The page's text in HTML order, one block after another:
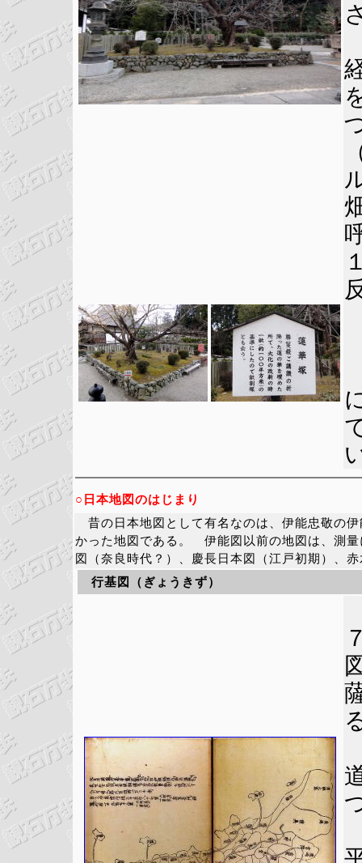
○日本地図のはじまり
昔の日本地図として有名なのは、伊能忠敬の
かった地図である。 伊能図以前の地図は、測
図（奈良時代？）、慶長日本図（江戸初期）、
行基図（ぎょうきず）